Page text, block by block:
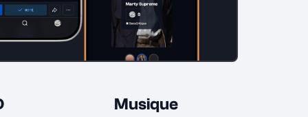
Musique